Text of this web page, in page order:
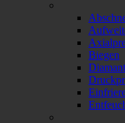
Biegen